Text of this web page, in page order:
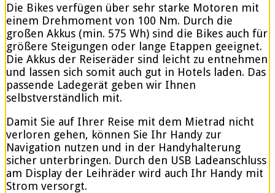
Die Bikes verfügen über sehr starke Motoren mit
einem Drehmoment von 100 Nm. Durch die
großen Akkus (min. 575 Wh) sind die Bikes auch für
größere Steigungen oder lange Etappen geeignet.
Die Akkus der Reiseräder sind leicht zu entnehmen
und lassen sich somit auch gut in Hotels laden. Das
passende Ladegerät geben wir Ihnen
selbstverständlich mit.
Damit Sie auf Ihrer Reise mit dem Mietrad nicht
verloren gehen, können Sie Ihr Handy zur
Navigation nutzen und in der Handyhalterung
sicher unterbringen. Durch den USB Ladeanschluss
am Display der Leihräder wird auch Ihr Handy mit
Strom versorgt.